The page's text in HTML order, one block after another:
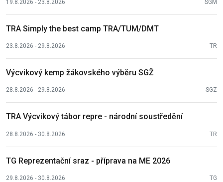
19.8.2026 - 23.8.2026 SGM
TRA Simply the best camp TRA/TUM/DMT
23.8.2026 - 29.8.2026 TR
Výcvikový kemp žákovského výběru SGŽ
28.8.2026 - 29.8.2026 SGZ
TRA Výcvikový tábor repre - národní soustředění
28.8.2026 - 30.8.2026 TR
TG Reprezentační sraz - příprava na ME 2026
29.8.2026 - 30.8.2026 TG